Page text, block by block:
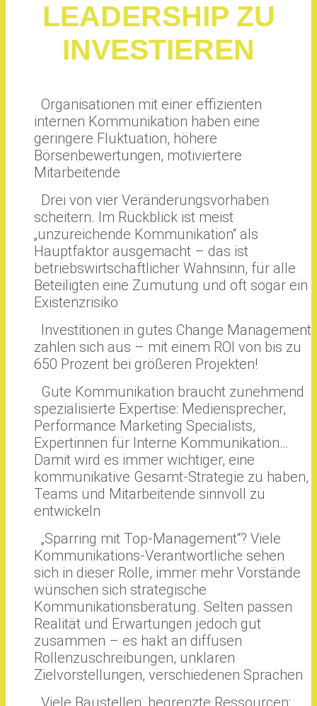
LEADERSHIP ZU
INVESTIEREN
Organisationen mit einer effizienten
internen Kommunikation haben eine
geringere Fluktuation, höhere
Börsenbewertungen, motiviertere
Mitarbeitende
Drei von vier Veränderungsvorhaben
scheitern. Im Rückblick ist meist
„unzureichende Kommunikation“ als
Hauptfaktor ausgemacht – das ist
betriebswirtschaftlicher Wahnsinn, für alle
Beteiligten eine Zumutung und oft sogar ein
Existenzrisiko
Investitionen in gutes Change Management
zahlen sich aus – mit einem ROI von bis zu
650 Prozent bei größeren Projekten!
Gute Kommunikation braucht zunehmend
spezialisierte Expertise: Mediensprecher,
Performance Marketing Specialists,
Expertinnen für Interne Kommunikation…
Damit wird es immer wichtiger, eine
kommunikative Gesamt-Strategie zu haben,
Teams und Mitarbeitende sinnvoll zu
entwickeln
„Sparring mit Top-Management“? Viele
Kommunikations-Verantwortliche sehen
sich in dieser Rolle, immer mehr Vorstände
wünschen sich strategische
Kommunikationsberatung. Selten passen
Realität und Erwartungen jedoch gut
zusammen – es hakt an diffusen
Rollenzuschreibungen, unklaren
Zielvorstellungen, verschiedenen Sprachen
Viele Baustellen, begrenzte Ressourcen: